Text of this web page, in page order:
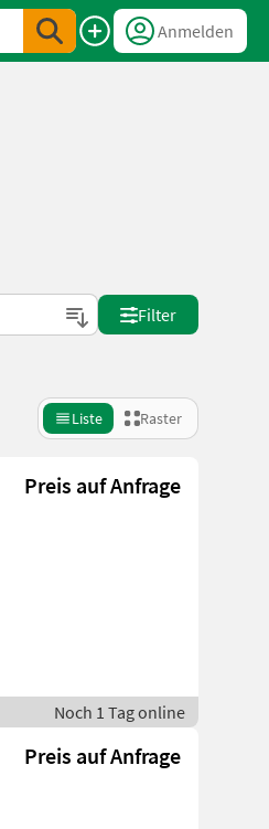
Anmelden
Filter
Liste Raster
Preis auf Anfrage
Noch 1 Tag online
Preis auf Anfrage